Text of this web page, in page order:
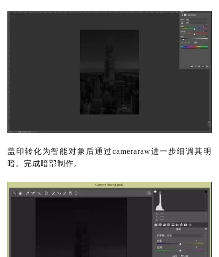
盖印转化为智能对象后通过cameraraw进一步细调其明
暗。完成暗部制作。